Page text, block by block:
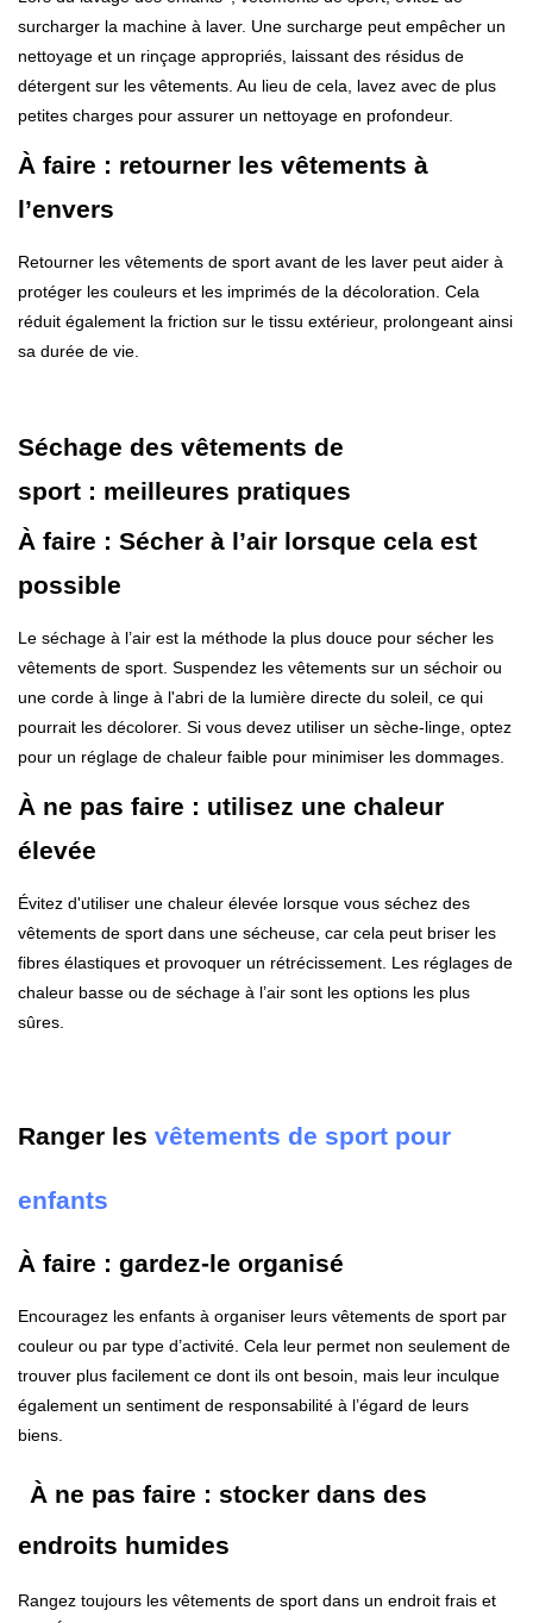
surcharger la machine à laver. Une surcharge peut empêcher un
nettoyage et un rinçage appropriés, laissant des résidus de
détergent sur les vêtements. Au lieu de cela, lavez avec de plus
petites charges pour assurer un nettoyage en profondeur.
À faire : retourner les vêtements à
l’envers
Retourner les vêtements de sport avant de les laver peut aider à
protéger les couleurs et les imprimés de la décoloration. Cela
réduit également la friction sur le tissu extérieur, prolongeant ainsi
sa durée de vie.
Séchage des vêtements de
sport : meilleures pratiques
À faire : Sécher à l’air lorsque cela est
possible
Le séchage à l’air est la méthode la plus douce pour sécher les
vêtements de sport. Suspendez les vêtements sur un séchoir ou
une corde à linge à l'abri de la lumière directe du soleil, ce qui
pourrait les décolorer. Si vous devez utiliser un sèche-linge, optez
pour un réglage de chaleur faible pour minimiser les dommages.
À ne pas faire : utilisez une chaleur
élevée
Évitez d'utiliser une chaleur élevée lorsque vous séchez des
vêtements de sport dans une sécheuse, car cela peut briser les
fibres élastiques et provoquer un rétrécissement. Les réglages de
chaleur basse ou de séchage à l’air sont les options les plus
sûres.
Ranger les vêtements de sport pour
enfants
À faire : gardez-le organisé
Encouragez les enfants à organiser leurs vêtements de sport par
couleur ou par type d’activité. Cela leur permet non seulement de
trouver plus facilement ce dont ils ont besoin, mais leur inculque
également un sentiment de responsabilité à l’égard de leurs
biens.
À ne pas faire : stocker dans des
endroits humides
Rangez toujours les vêtements de sport dans un endroit frais et